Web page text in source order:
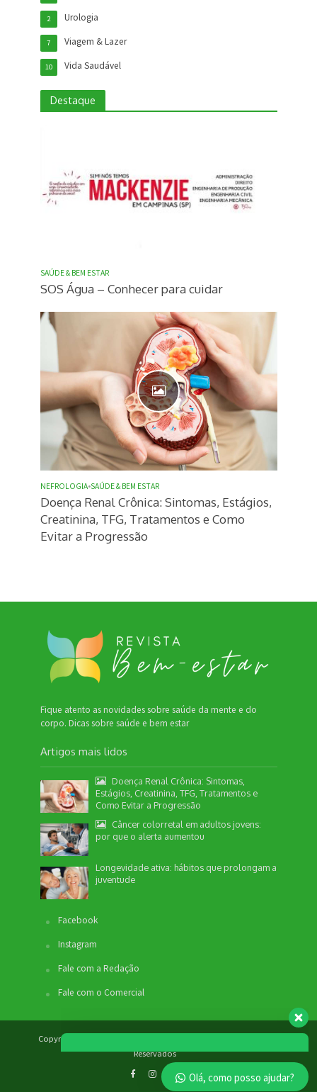
Urologia
2
Viagem & Lazer
7
Vida Saudável
10
Destaque
SAÚDE & BEM ESTAR
SOS Água – Conhecer para cuidar
NEFROLOGIA•SAÚDE & BEM ESTAR
Doença Renal Crônica: Sintomas, Estágios,
Creatinina, TFG, Tratamentos e Como
Evitar a Progressão
Fique atento as novidades sobre saúde da mente e do
corpo. Dicas sobre saúde e bem estar
Artigos mais lidos
Doença Renal Crônica: Sintomas,
Estágios, Creatinina, TFG, Tratamentos e
Como Evitar a Progressão
Câncer colorretal em adultos jovens:
por que o alerta aumentou
Longevidade ativa: hábitos que prolongam a
juventude
Facebook
Instagram
Fale com a Redação
Fale com o Comercial
Copyright © 2012 - 2026. Revista Bem Estar - Todos os Direitos
Reservados
Nossa equipe de suporte ao cliente está aqui
para responder às suas perguntas. Informe se
quer enviar pautas.
Online
SEO / Marketing
Online
Olá, como posso ajudar?